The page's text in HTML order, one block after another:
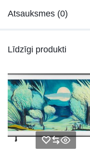
Atsauksmes (0)
Līdzīgi produkti